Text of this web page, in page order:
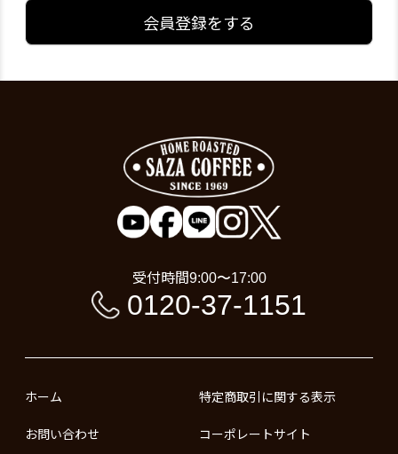
会員登録をする
受付時間9:00〜17:00
0120-37-1151
ホーム
お問い合わせ
特定商取引に関する表示
コーポレートサイト